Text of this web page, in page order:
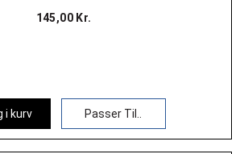
145,00 Kr.
i kurv Passer Til..